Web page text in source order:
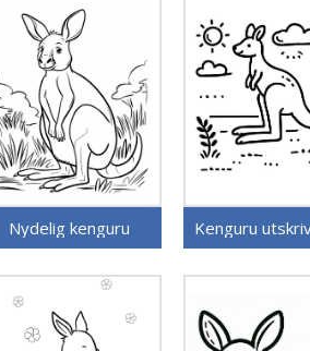
Nydelig kenguru